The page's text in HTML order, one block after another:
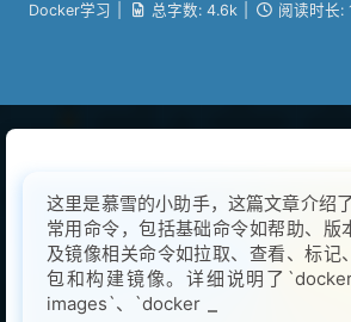
Docker学习
总字数: 4.6k 阅读时长:
这里是慕雪的小助手，这篇文章介绍
常用命令，包括基础命令如帮助、版
及镜像相关命令如拉取、查看、标记
包和构建镜像。详细说明了
images`、`docker tag`、`docker